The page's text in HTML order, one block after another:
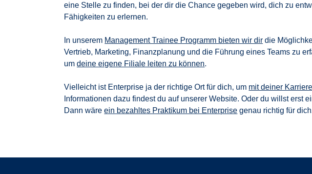
eine Stelle zu finden, bei der dir die Chance gegeben wird, dich zu
Fähigkeiten zu erlernen.
In unserem Management Trainee Programm bieten wir dir die
Vertrieb, Marketing, Finanzplanung und die Führung eines Teams zu
umdeine eigene Filiale leiten zu können.
Vielleicht ist Enterprise ja der richtige Ort für dich, um mit deiner
Informationen dazu findest du auf unserer Website. Oder du willst erst
Dann wäreein bezahltes Praktikum bei Enterprise genau richtig für